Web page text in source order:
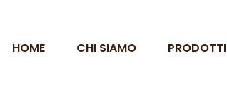
HOME CHI SIAMO PRODOTTI